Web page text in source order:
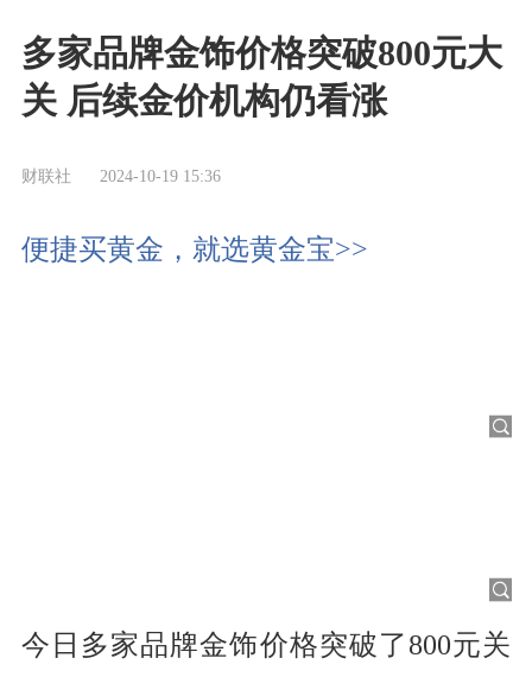
多家品牌金饰价格突破800元大
关 后续金价机构仍看涨
财联社 2024-10-19 15:36
便捷买黄金，就选黄金宝>>
今日多家品牌金饰价格突破了800元关